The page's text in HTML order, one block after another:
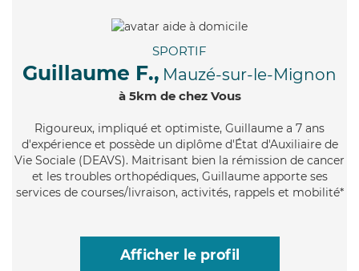
SPORTIF
Guillaume F., Mauzé-sur-le-Mignon
à 5km de chez Vous
Rigoureux, impliqué et optimiste, Guillaume a 7 ans
d'expérience et possède un diplôme d'État d'Auxiliaire de
Vie Sociale (DEAVS). Maitrisant bien la rémission de cancer
et les troubles orthopédiques, Guillaume apporte ses
services de courses/livraison, activités, rappels et mobilité*
Afficher le profil